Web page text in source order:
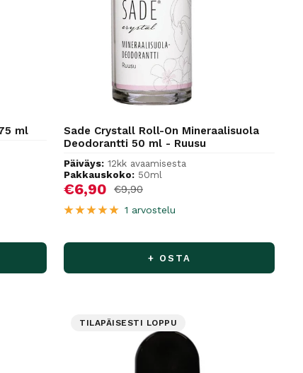
ml
Sade Crystall Roll-On Mineraalisuola
Deodorantti 50 ml - Ruusu
Päiväys: 12kk avaamisesta
Pakkauskoko: 50ml
Alennushinta
€6,90 Normaalihinta
€9,90
1 arvostelu
+ OSTA
TILAPÄISESTI LOPPU